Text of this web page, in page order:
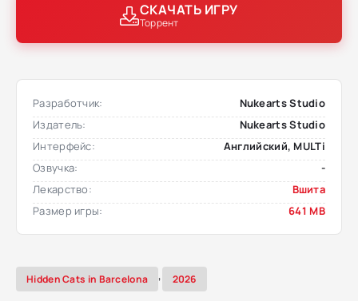
СКАЧАТЬ ИГРУ
Торрент
Разработчик:
Nukearts Studio
Издатель:
Nukearts Studio
Интерфейс:
Английский, MULTi
Озвучка:
-
Лекарство:
Вшита
Размер игры:
641 MB
Hidden Cats in Barcelona , 2026